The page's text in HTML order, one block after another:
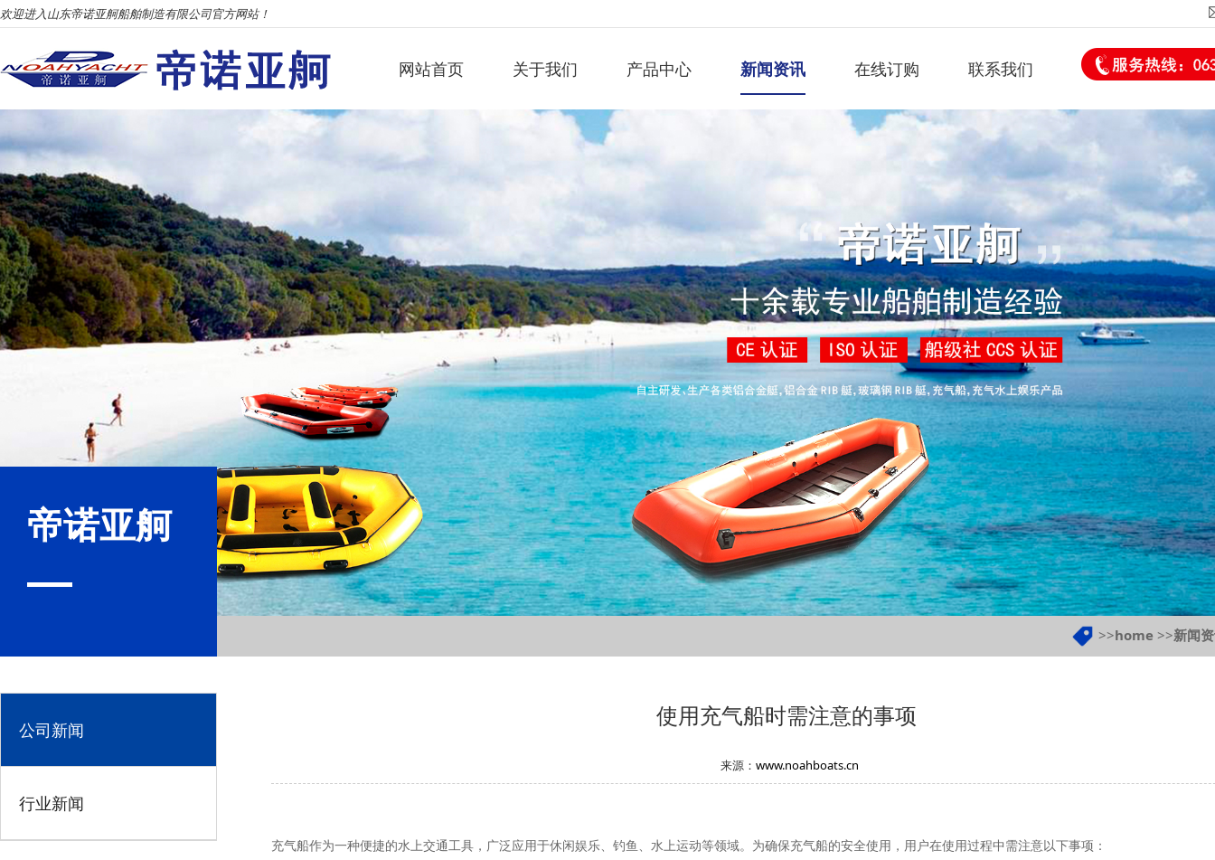
欢迎进入山东帝诺亚舸船舶制造有限公司官方网站！
网站首页 关于我们 产品中心 新闻资讯 在线订购 联系我们
帝诺亚舸
>>home >>新闻
公司新闻
行业新闻
使用充气船时需注意的事项
来源： www.noahboats.cn
充气船作为一种便捷的水上交通工具，广泛应用于休闲娱乐、钓鱼、水上运动等领域。为确保充气船的安全使用，用户在使用过程中需注意以下事项：